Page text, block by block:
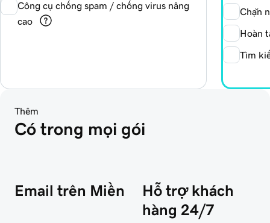
Công cụ chống spam / chống virus nâng
cao
Chặn
Hoàn
Tìm
Thêm
Có trong mọi gói
Email trên Miền
Hỗ trợ khách
hàng 24/7